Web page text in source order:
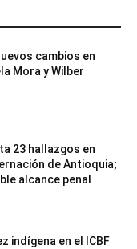
cambios en
Mora y Wilber
23 hallazgos en
de Antioquia;
alcance penal
indígena en el ICBF